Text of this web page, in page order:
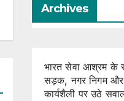
Archives
भारत सेवा आश्रम के
सड़क, नगर निगम
कार्यशैली पर उठे